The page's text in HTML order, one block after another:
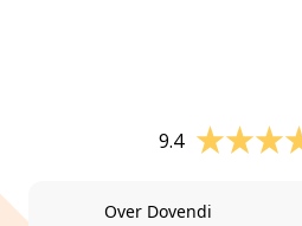
9.4
Over Dovendi